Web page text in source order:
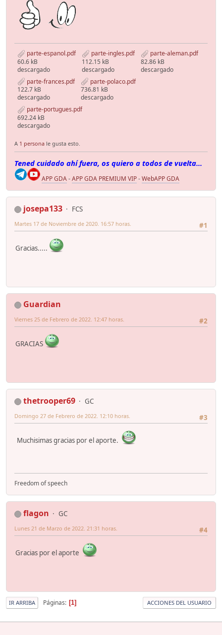
parte-espanol.pdf
60.6 kB
descargado
parte-ingles.pdf
112.15 kB
descargado
parte-aleman.pdf
82.86 kB
descargado
parte-frances.pdf
122.7 kB
descargado
parte-polaco.pdf
736.81 kB
descargado
parte-portugues.pdf
692.24 kB
descargado
A 1 persona le gusta esto.
Tened cuidado ahí fuera, os quiero a todos de vuelta...
APP GDA-APP GDA PREMIUM VIP-WebAPP GDA
josepa133
FCS
#1
Martes 17 de Noviembre de 2020. 16:57 horas.
Gracias.....
Guardian
#2
Viernes 25 de Febrero de 2022. 12:47 horas.
GRACIAS
thetrooper69
GC
#3
Domingo 27 de Febrero de 2022. 12:10 horas.
Muchisimas gracias por el aporte.
Freedom of speech
flagon
GC
#4
Lunes 21 de Marzo de 2022. 21:31 horas.
Gracias por el aporte
IR ARRIBA Páginas 1 ACCIONES DEL USUARIO